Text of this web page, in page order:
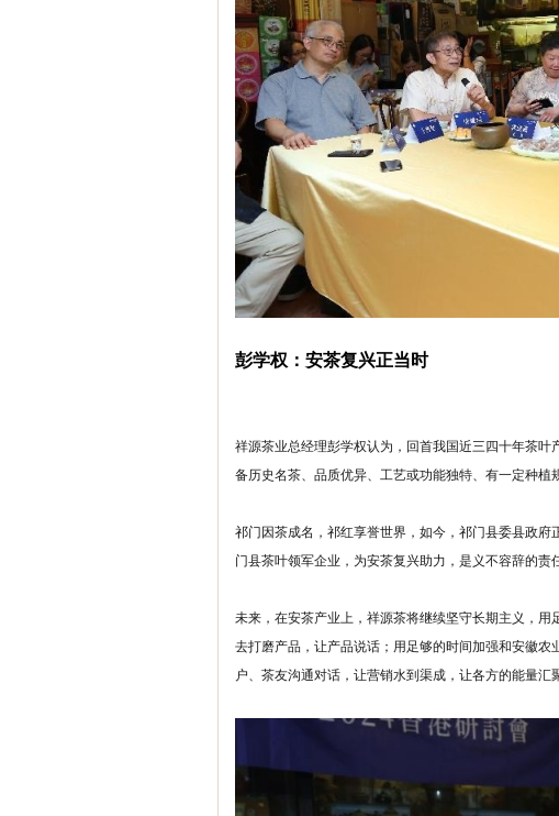
彭学权：安茶复兴正当时
祥源茶业总经理彭学权认为，回首我国近三四十年茶叶
备历史名茶、品质优异、工艺或功能独特、有一定种植
祁门因茶成名，祁红享誉世界，如今，祁门县委县政
门县茶叶领军企业，为安茶复兴助力，是义不容辞的责
未来，在安茶产业上，祥源茶将继续坚守长期主义，
去打磨产品，让产品说话；用足够的时间加强和安徽
户、茶友沟通对话，让营销水到渠成，让各方的能量汇